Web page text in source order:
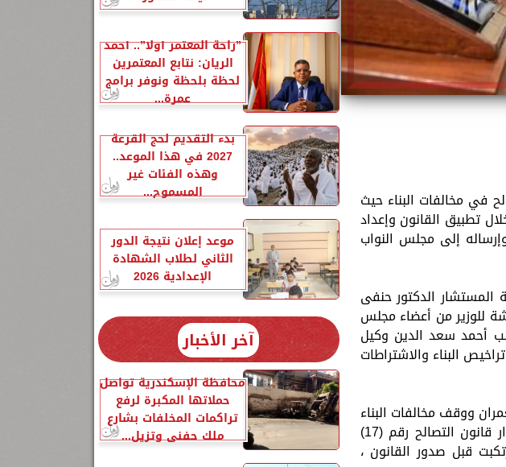
في مخالفات البناء حيث
تطبيق القانون وإعداد
مجلس الوزراء في 12 أكتوبر الماضى وإرساله إلى مجلس النواب
الدكتور حنفى
للوزير من أعضاء مجلس
أحمد سعد الدين وكيل
البناء والاشتراطات
ووقف مخالفات البناء
والتعديات على الأراضي الزراعية قامت الحكومة بمجموعة من الاجراءات منها إصدار قانون التصالح رقم (17)
التى ارتكبت قبل صدور القانون ،
”راحة المعتمر أولًا”.. أحمد
الريان: نتابع المعتمرين
لحظة بلحظة ونوفر برامج
عمرة...
بدء التقديم لحج القرعة
2027 في هذا الموعد..
وهذه الفئات غير
المسموح...
موعد إعلان نتيجة الدور
الثاني لطلاب الشهادة
الإعدادية 2026
آخر الأخبار
محافظة الإسكندرية تواصل
حملاتها المكبرة لرفع
تراكمات المخلفات بشارع
ملك حفني وتزيل...